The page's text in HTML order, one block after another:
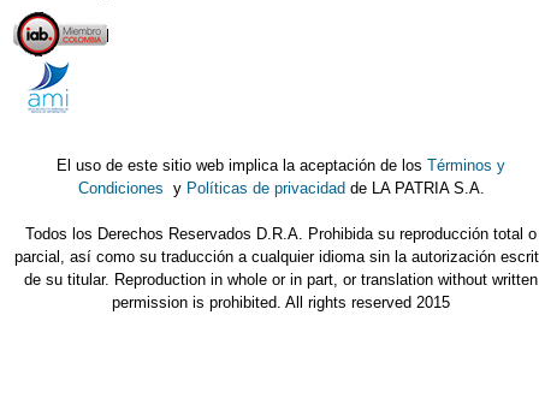
El uso de este sitio web implica la aceptación de losTérminos y
Condiciones y Políticas de privacidad de LA PATRIA S.A.
Todos los Derechos Reservados D.R.A. Prohibida su reproducción total o
parcial, así como su traducción a cualquier idioma sin la autorización
de su titular. Reproduction in whole or in part, or translation without written
permission is prohibited. All rights reserved 2015